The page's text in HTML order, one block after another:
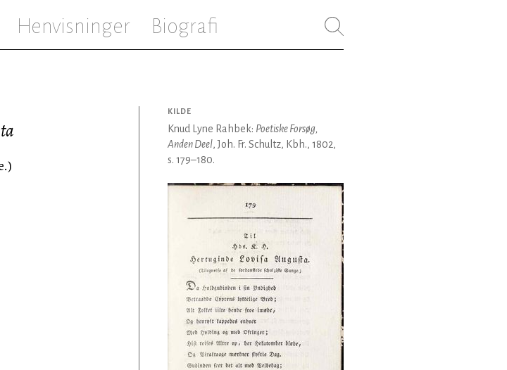
Henvisninger Biografi
KILDE
Knud Lyne Rahbek: Poetiske Forsøg,
Anden Deel, Joh. Fr. Schultz, Kbh., 1802,
s. 179–180.